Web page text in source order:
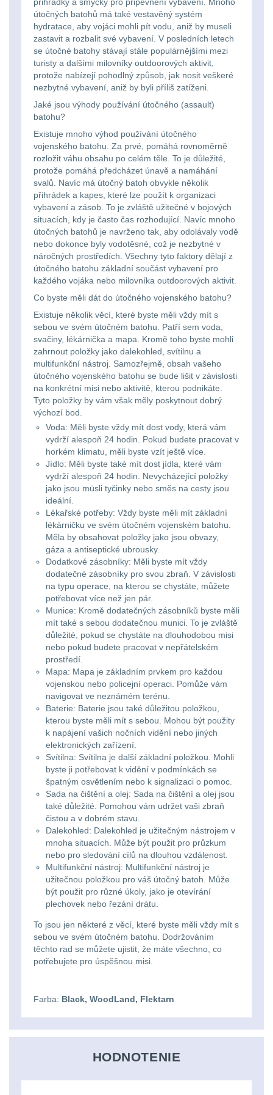
Držiaky
príslušenstvo
Nabíjačky
akumulátorů
Náhradné
diely
Na lékárničku48
Na elektroniku64
Puzdrá na mapy24
Na stehno
Na suchý zip95
Na svítilny2
Cestovné púzdra 26
Na zbraň33
Na granáty12
Peněženky 14
Doplňky k batohům535
Ramenní popruhy a
vycpávky10
Karabiny a přezky75
Kroužky, šňůrky,
koncovky25
Nášivky105
Samonavíjecí
držáky1
Zámky1
Nepromokavý potahy
a vaky18
Adaptéry33
Nože164
Taktická pera5
Láhve16
Lékárničky17
Na přežití25
Ostatní45
DOPLNKY K
ZBRANIAM(663)
Montáže na zbraň556
Montáže pro svítilny
18
Boční montáže11
Adaptéry a risery 38
180
útočných batohů má také vestavěný systém
hydratace, aby vojáci mohli pít vodu, aniž by museli
zastavit a rozbalit své vybavení. V posledních letech
se útočné batohy stávají stále populárnějšími mezi
turisty a dalšími milovníky outdoorových aktivit,
protože nabízejí pohodlný způsob, jak nosit veškeré
nezbytné vybavení, aniž by byli příliš zatíženi.
Jaké jsou výhody používání útočného (assault)
batohu?
Existuje mnoho výhod používání útočného
vojenského batohu. Za prvé, pomáhá rovnoměrně
rozložit váhu obsahu po celém těle. To je důležité,
protože pomáhá předcházet únavě a namáhání
svalů. Navíc má útočný batoh obvykle několik
přihrádek a kapes, které lze použít k organizaci
vybavení a zásob. To je zvláště užitečné v bojových
situacích, kdy je často čas rozhodující. Navíc mnoho
útočných batohů je navrženo tak, aby odolávaly vodě
nebo dokonce byly vodotěsné, což je nezbytné v
náročných prostředích. Všechny tyto faktory dělají z
útočného batohu základní součást vybavení pro
každého vojáka nebo milovníka outdoorových aktivit.
Co byste měli dát do útočného vojenského batohu?
Existuje několik věcí, které byste měli vždy mít s
sebou ve svém útočném batohu. Patří sem voda,
svačiny, lékárnička a mapa. Kromě toho byste mohli
zahrnout položky jako dalekohled, svítilnu a
multifunkční nástroj. Samozřejmě, obsah vašeho
útočného vojenského batohu se bude lišit v závislosti
na konkrétní misi nebo aktivitě, kterou podnikáte.
Tyto položky by vám však měly poskytnout dobrý
výchozí bod.
Voda: Měli byste vždy mít dost vody, která vám
vydrží alespoň 24 hodin. Pokud budete pracovat v
horkém klimatu, měli byste vzít ještě více.
Jídlo: Měli byste také mít dost jídla, které vám
vydrží alespoň 24 hodin. Nevycházející položky
jako jsou müsli tyčinky nebo směs na cesty jsou
ideální.
Lékařské potřeby: Vždy byste měli mít základní
lékárničku ve svém útočném vojenském batohu.
Měla by obsahovat položky jako jsou obvazy,
gáza a antiseptické ubrousky.
Dodatkové zásobníky: Měli byste mít vždy
dodatečné zásobníky pro svou zbraň. V závislosti
na typu operace, na kterou se chystáte, můžete
potřebovat více než jen pár.
Munice: Kromě dodatečných zásobníků byste měli
mít také s sebou dodatečnou munici. To je zvláště
důležité, pokud se chystáte na dlouhodobou misi
nebo pokud budete pracovat v nepřátelském
prostředí.
Mapa: Mapa je základním prvkem pro každou
vojenskou nebo policejní operaci. Pomůže vám
navigovat ve neznámém terénu.
Baterie: Baterie jsou také důležitou položkou,
kterou byste měli mít s sebou. Mohou být použity
k napájení vašich nočních vidění nebo jiných
elektronických zařízení.
Svítilna: Svítilna je další základní položkou. Mohli
byste ji potřebovat k vidění v podmínkách se
špatným osvětlením nebo k signalizaci o pomoc.
Sada na čištění a olej: Sada na čištění a olej jsou
také důležité. Pomohou vám udržet vaši zbraň
čistou a v dobrém stavu.
Dalekohled: Dalekohled je užitečným nástrojem v
mnoha situacích. Může být použit pro průzkum
nebo pro sledování cílů na dlouhou vzdálenost.
Multifunkční nástroj: Multifunkční nástroj je
užitečnou položkou pro váš útočný batoh. Může
být použit pro různé úkoly, jako je otevírání
plechovek nebo řezání drátu.
To jsou jen některé z věcí, které byste měli vždy mít s
sebou ve svém útočném batohu. Dodržováním
těchto rad se můžete ujistit, že máte všechno, co
potřebujete pro úspěšnou misi.
Farba: Black, WoodLand, Flektarn
HODNOTENIE